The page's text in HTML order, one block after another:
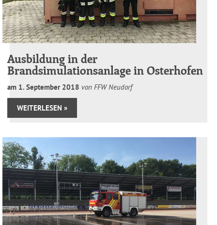
Ausbildung in der
Brandsimulationsanlage in Osterhofen
am 1. September 2018 von FFW Neudorf
WEITERLESEN »